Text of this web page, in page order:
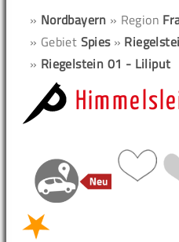
» Nordbayern » Region
» Gebiet Spies »
» Riegelstein 01 - Liliput